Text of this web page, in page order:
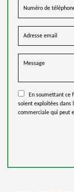
En soumettant ce
soient exploitées dans
commerciale qui peut